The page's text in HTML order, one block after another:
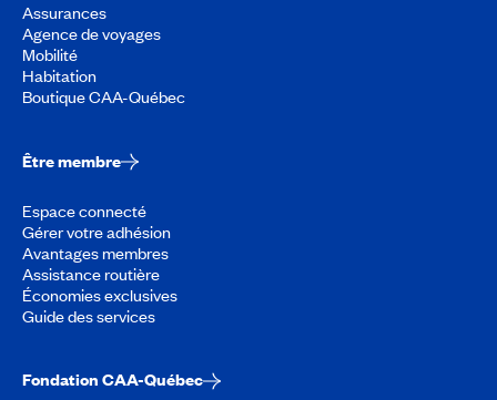
Assurances
Agence de voyages
Mobilité
Habitation
Boutique CAA-Québec
Être membre
Espace connecté
Gérer votre adhésion
Avantages membres
Assistance routière
Économies exclusives
Guide des services
Fondation CAA-Québec